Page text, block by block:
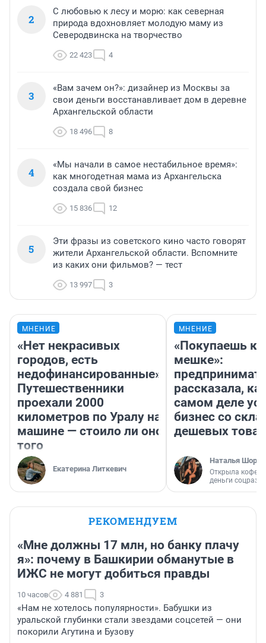
2
С любовью к лесу и морю: как северная
природа вдохновляет молодую маму из
Северодвинска на творчество
22 423 4
3
«Вам зачем он?»: дизайнер из Москвы за
свои деньги восстанавливает дом в деревне
Архангельской области
18 496 8
4
«Мы начали в самое нестабильное время»:
как многодетная мама из Архангельска
создала свой бизнес
15 836 12
5
Эти фразы из советского кино часто говорят
жители Архангельской области. Вспомните
из каких они фильмов? — тест
13 997 3
МНЕНИЕ
«Нет некрасивых
городов, есть
недофинансированные».
Путешественники
проехали 2000
километров по Уралу на
машине — стоило ли оно
того
Екатерина Литкевич
МНЕНИЕ
«Покупаешь
мешке»:
рассказала,
самом деле
бизнес со
дешевых
Наталья
Открыла
деньги
РЕКОМЕНДУЕМ
«Мне должны 17 млн, но банку плачу
я»: почему в Башкирии обманутые в
ИЖС не могут добиться правды
10 часов 4 881 3
«Нам не хотелось популярности». Бабушки из
уральской глубинки стали звездами соцсетей — они
покорили Агутина и Бузову